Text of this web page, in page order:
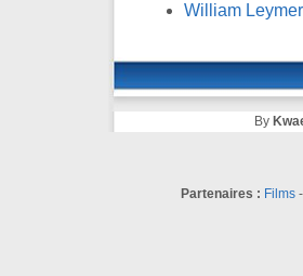
William
By
Partenaires : Films-